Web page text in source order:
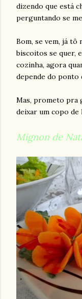
dizendo que está
perguntando se
Bom, se vem, já tô
biscoitos se quer,
cozinha, agora
depende do ponto
Mas, prometo pra
deixar um copo
Mignon de